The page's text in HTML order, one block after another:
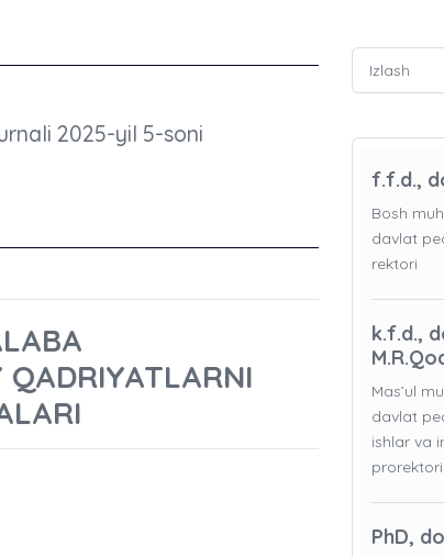
2025-yil 5-soni
QADRIYATLARNI
f.f.d.,
Bosh
davlat
rektori
k.f.d.,
Mas’ul
davlat
ishlar va
prorektori
PhD,